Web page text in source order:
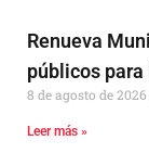
Renueva
públicos
8 de agosto de 2026
Leer más »